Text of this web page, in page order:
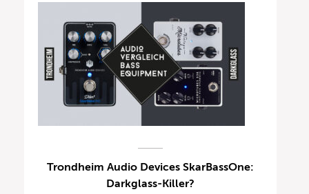
Trondheim Audio Devices SkarBassOne:
Darkglass-Killer?